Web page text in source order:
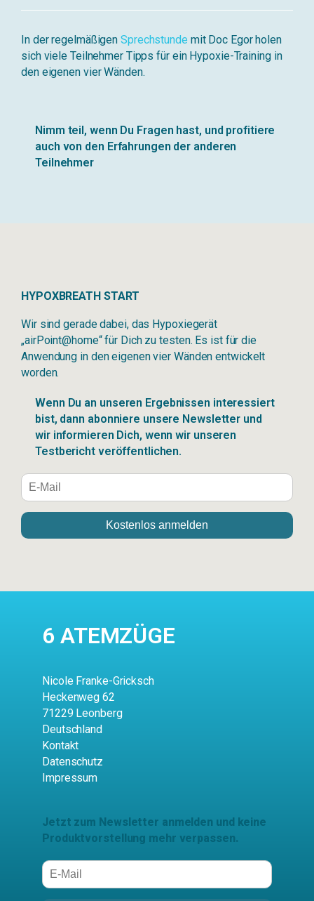
In der regelmäßigen Sprechstunde mit Doc Egor holen
sich viele Teilnehmer Tipps für ein Hypoxie-Training in
den eigenen vier Wänden.
Nimm teil, wenn Du Fragen hast, und profitiere
auch von den Erfahrungen der anderen
Teilnehmer
HYPOXBREATH START
Wir sind gerade dabei, das Hypoxiegerät
„airPoint@home“ für Dich zu testen. Es ist für die
Anwendung in den eigenen vier Wänden entwickelt
worden.
Wenn Du an unseren Ergebnissen interessiert
bist, dann abonniere unsere Newsletter und
wir informieren Dich, wenn wir unseren
Testbericht veröffentlichen.
6 ATEMZÜGE
Nicole Franke-Gricksch
Heckenweg 62
71229 Leonberg
Deutschland
Kontakt
Datenschutz
Impressum
Jetzt zum Newsletter anmelden und keine
Produktvorstellung mehr verpassen.